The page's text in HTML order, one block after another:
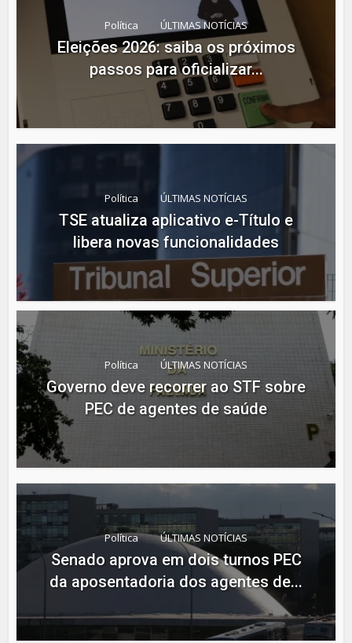
Política ÚLTIMAS NOTÍCIAS
Eleições 2026: saiba os próximos
passos para oficializar...
Política ÚLTIMAS NOTÍCIAS
TSE atualiza aplicativo e-Título e
libera novas funcionalidades
Política ÚLTIMAS NOTÍCIAS
Governo deve recorrer ao STF sobre
PEC de agentes de saúde
Política ÚLTIMAS NOTÍCIAS
Senado aprova em dois turnos PEC
da aposentadoria dos agentes de...